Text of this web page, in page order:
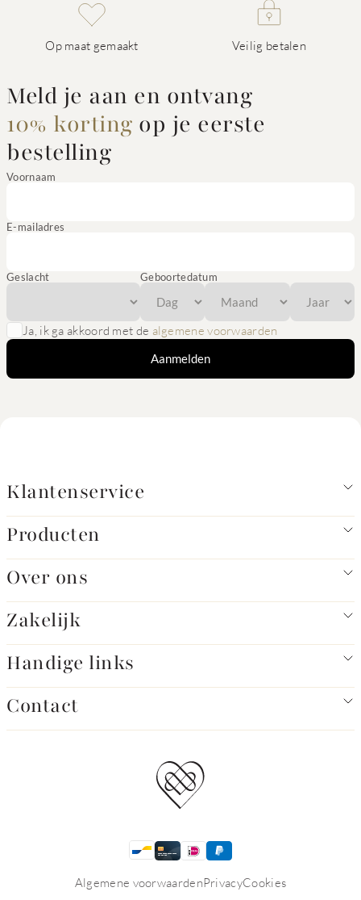
Op maat gemaakt Veilig betalen
Meld je aan en ontvang
10% korting op je eerste
bestelling
Voornaam
E-mailadres
Geslacht Geboortedatum
Ja, ik ga akkoord met de algemene voorwaarden
Aanmelden
Klantenservice
Producten
Over ons
Zakelijk
Handige links
Contact
Algemene voorwaardenPrivacyCookies